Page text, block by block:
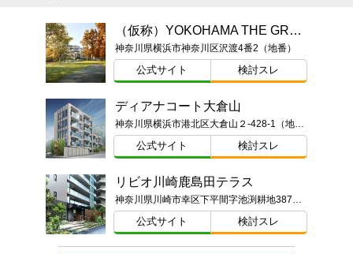
（仮称）YOKOHAMA THE GRAN PROJECT
神奈川県横浜市神奈川区沢渡4番2（地番）
公式サイト 検討スレ
ディアナコート大倉山
神奈川県横浜市港北区大倉山２-428-1（地番）
公式サイト 検討スレ
リビオ川崎鹿島田テラス
神奈川県川崎市幸区下平間字池渕耕地387番1（地番）
公式サイト 検討スレ